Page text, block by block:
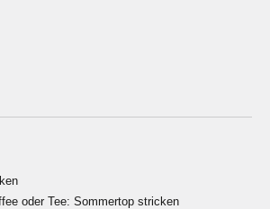
oder Tee: Sommertop stricken